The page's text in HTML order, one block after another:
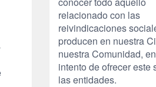
relacionado con las
reivindicaciones
producen en nuestra
nuestra Comunidad,
intento de ofrecer este
las entidades.